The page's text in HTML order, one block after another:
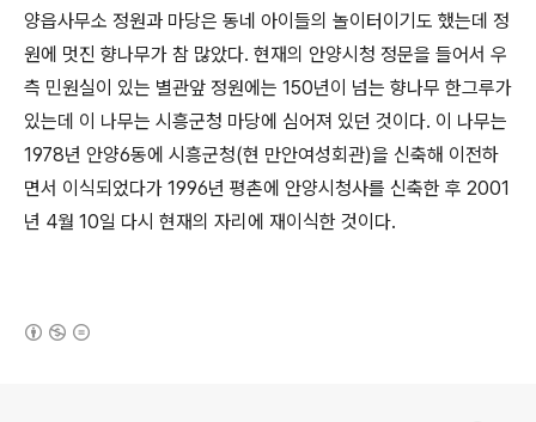
양읍사무소 정원과 마당은 동네 아이들의 놀이터이기도 했는데 정
원에 멋진 향나무가 참 많았다. 현재의 안양시청 정문을 들어서 우
측 민원실이 있는 별관앞 정원에는 150년이 넘는 향나무 한그루가
있는데 이 나무는 시흥군청 마당에 심어져 있던 것이다. 이 나무는
1978년 안양6동에 시흥군청(현 만안여성회관)을 신축해 이전하
면서 이식되었다가 1996년 평촌에 안양시청사를 신축한 후 2001
년 4월 10일 다시 현재의 자리에 재이식한 것이다.